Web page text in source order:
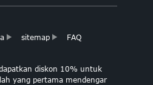
sitemap
FAQ
diskon 10% untuk
yang pertama mendengar